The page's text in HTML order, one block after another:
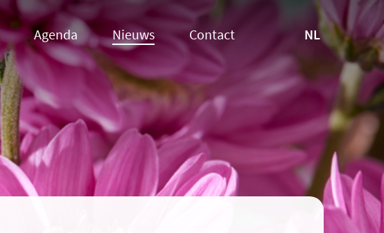
Agenda Nieuws Contact NL